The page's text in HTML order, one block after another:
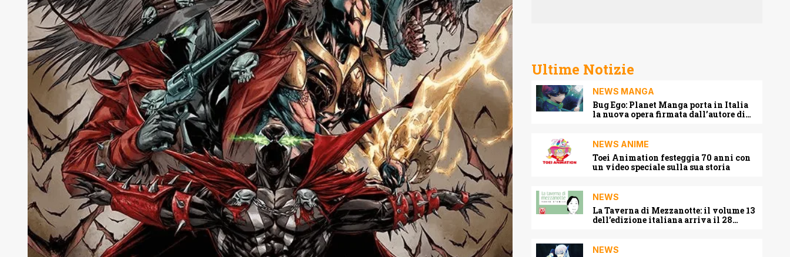
Ultime Notizie
NEWS MANGA
Bug Ego: Planet Manga porta in Italia
la nuova opera firmata dall’autore di
NEWS ANIME
Toei Animation festeggia 70 anni con
un video speciale sulla sua storia
NEWS
La Taverna di Mezzanotte: il volume 13
dell’edizione italiana arriva il 28
NEWS